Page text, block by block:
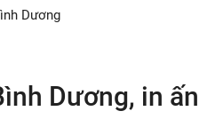
Dương
Dương, in ấn